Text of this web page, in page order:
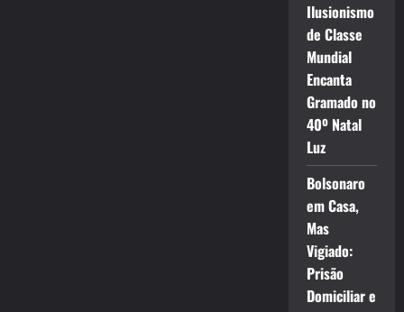
Ilusionismo
de Classe
Mundial
Encanta
Gramado no
40º Natal
Luz
Bolsonaro
em Casa,
Mas
Vigiado:
Prisão
Domiciliar e